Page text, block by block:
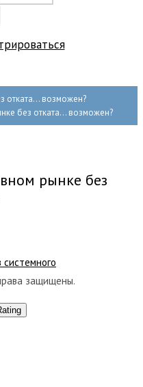
отката… возможен?
без отката… возможен?
рынке без
системного
защищены.